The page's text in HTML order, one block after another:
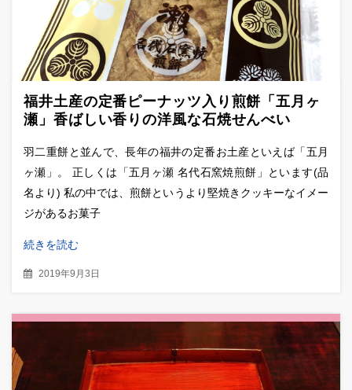
福井土産の定番ピーナッツ入り煎餅「五月ヶ
瀬」香ばしい香りの洋風な石焼せんべい
羽二重餅と並んで、長年の福井の定番お土産といえば「五月
ヶ瀬」。 正しくは「五月ヶ瀬 名代石窯焼煎餅」といます(品
名より) 私の中では、煎餅というより堅焼きクッキーなイメー
ジがあるお菓子
続きを読む
2019年9月3日